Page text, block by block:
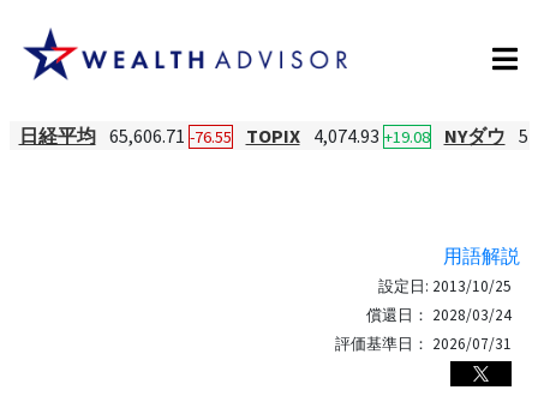
日経平均 65,606.71 -76.55 TOPIX 4,074.93 +19.08 NYダウ
用語解説
設定日: 2013/10/25
償還日： 2028/03/24
評価基準日： 2026/07/31